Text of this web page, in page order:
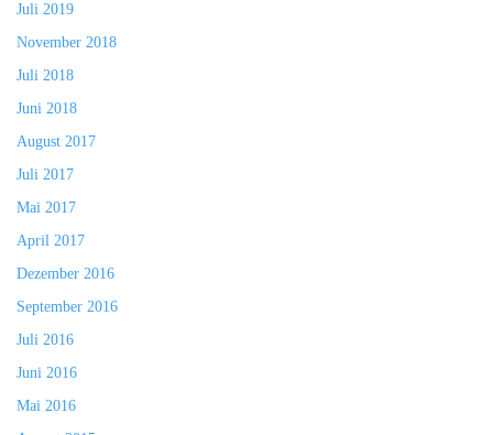
Juli 2019
November 2018
Juli 2018
Juni 2018
August 2017
Juli 2017
Mai 2017
April 2017
Dezember 2016
September 2016
Juli 2016
Juni 2016
Mai 2016